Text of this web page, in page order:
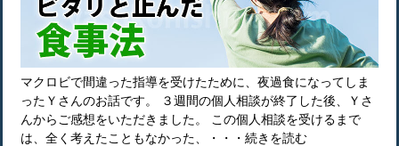
マクロビで間違った指導を受けたために、夜過食になってしま
ったＹさんのお話です。 ３週間の個人相談が終了した後、Ｙさ
んからご感想をいただきました。 この個人相談を受けるまで
は、全く考えたこともなかった、・・・続きを読む